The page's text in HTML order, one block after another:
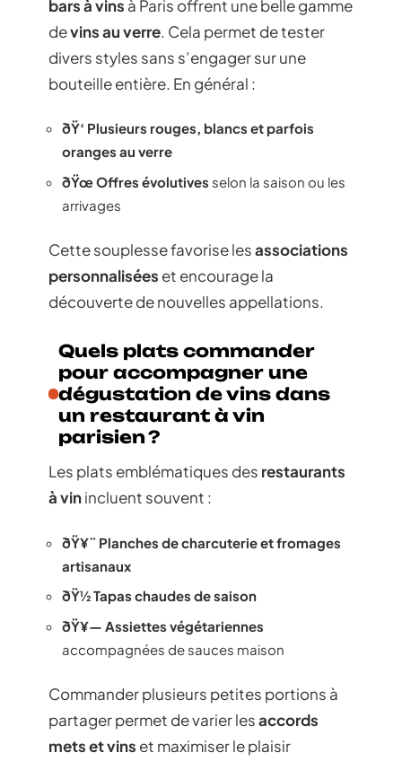
bars à vins à Paris offrent une belle gamme
devins au verre. Cela permet de tester
divers styles sans s’engager sur une
bouteille entière. En général :
ðŸ‘ Plusieurs rouges, blancs et parfois
oranges au verre
ðŸœ Offres évolutives selon la saison ou les
arrivages
Cette souplesse favorise lesassociations
personnalisées et encourage la
découverte de nouvelles appellations.
Quels plats commander
pour accompagner une
dégustation de vins dans
un restaurant à vin
parisien ?
Les plats emblématiques des restaurants
à vinincluent souvent :
ðŸ¥¨ Planches de charcuterie et fromages
artisanaux
ðŸ½ Tapas chaudes de saison
ðŸ¥— Assiettes végétariennes
accompagnées de sauces maison
Commander plusieurs petites portions à
partager permet de varier lesaccords
mets et vins et maximiser le plaisir